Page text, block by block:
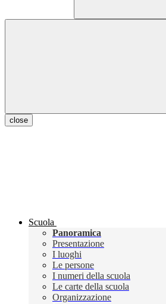
close
Scuola
Panoramica
Presentazione
I luoghi
Le persone
I numeri della scuola
Le carte della scuola
Organizzazione